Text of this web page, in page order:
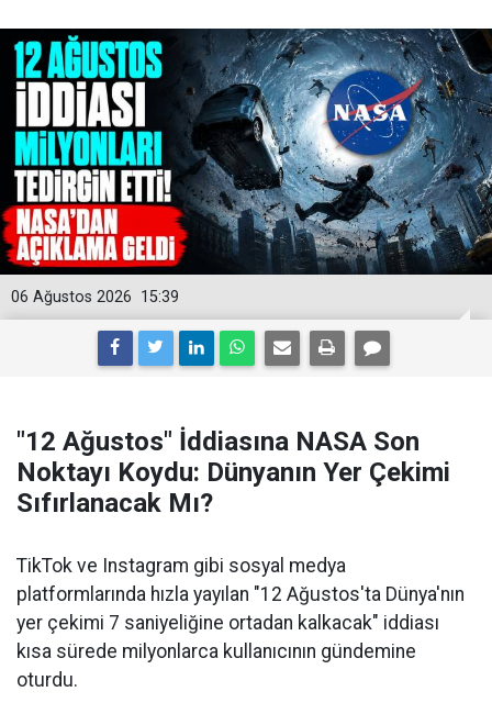
15:39
06 Ağustos 2026
"12 Ağustos" İddiasına NASA Son
Noktayı Koydu: Dünyanın Yer Çekimi
Sıfırlanacak Mı?
TikTok ve Instagram gibi sosyal medya
platformlarında hızla yayılan "12 Ağustos'ta Dünya'nın
yer çekimi 7 saniyeliğine ortadan kalkacak" iddiası
kısa sürede milyonlarca kullanıcının gündemine
oturdu.